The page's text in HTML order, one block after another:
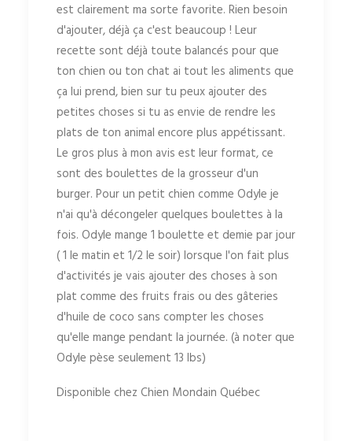
est clairement ma sorte favorite. Rien besoin
d'ajouter, déjà ça c'est beaucoup ! Leur
recette sont déjà toute balancés pour que
ton chien ou ton chat ai tout les aliments que
ça lui prend, bien sur tu peux ajouter des
petites choses si tu as envie de rendre les
plats de ton animal encore plus appétissant.
Le gros plus à mon avis est leur format, ce
sont des boulettes de la grosseur d'un
burger. Pour un petit chien comme Odyle je
n'ai qu'à décongeler quelques boulettes à la
fois. Odyle mange 1 boulette et demie par jour
( 1 le matin et 1/2 le soir) lorsque l'on fait plus
d'activités je vais ajouter des choses à son
plat comme des fruits frais ou des gâteries
d'huile de coco sans compter les choses
qu'elle mange pendant la journée. (à noter que
Odyle pèse seulement 13 lbs)
Disponible chez Chien Mondain Québec